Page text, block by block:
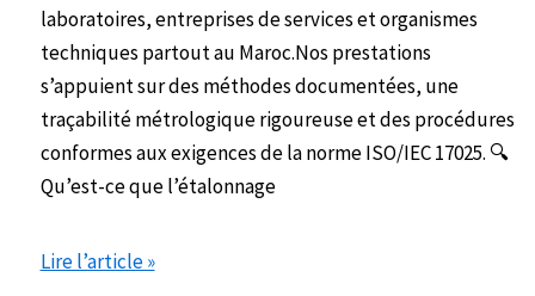
laboratoires, entreprises de services et organismes
techniques partout au Maroc.Nos prestations
s’appuient sur des méthodes documentées, une
traçabilité métrologique rigoureuse et des procédures
conformes aux exigences de la norme ISO/IEC 17025. 🔍
Qu’est-ce que l’étalonnage
Étalonnage
Lire l’article »